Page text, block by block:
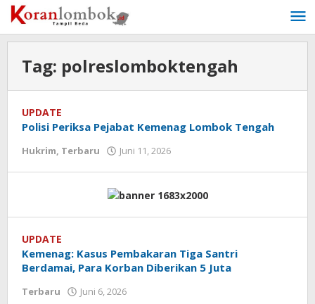
Lewati
ke
konten
Tag: polreslomboktengah
UPDATE
Polisi Periksa Pejabat Kemenag Lombok Tengah
Hukrim, Terbaru Juni 11, 2026
UPDATE
Kemenag: Kasus Pembakaran Tiga Santri
Berdamai, Para Korban Diberikan 5 Juta
Terbaru Juni 6, 2026